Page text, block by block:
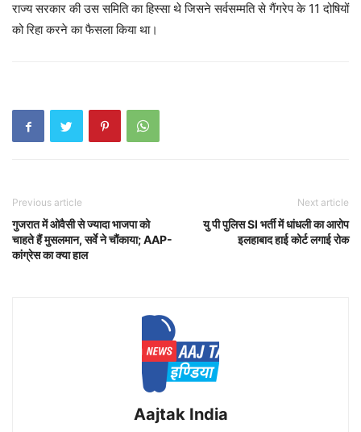
राज्य सरकार की उस समिति का हिस्सा थे जिसने सर्वसम्मति से गैंगरेप के 11 दोषियों
को रिहा करने का फैसला किया था।
Previous article
गुजरात में ओवैसी से ज्यादा भाजपा को
चाहते हैं मुसलमान, सर्वे ने चौंकाया; AAP-
कांग्रेस का क्या हाल
Next article
यु पी पुलिस SI भर्ती में धांधली का आरोप
इलहाबाद हाई कोर्ट लगाई रोक
Aajtak India